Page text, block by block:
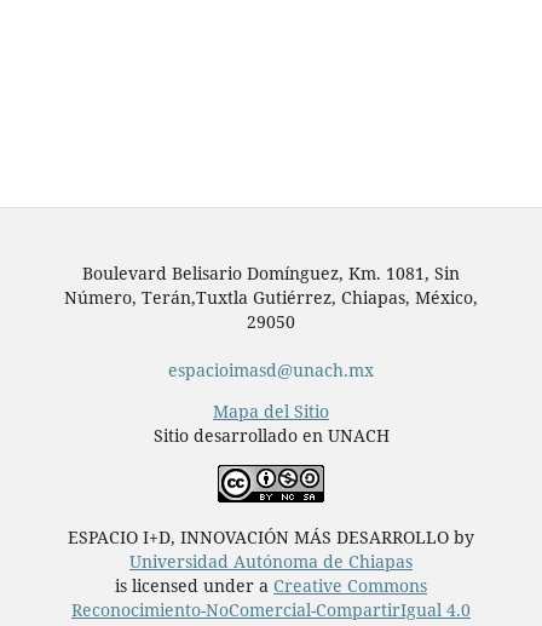
Boulevard Belisario Domínguez, Km. 1081, Sin
Número, Terán,Tuxtla Gutiérrez, Chiapas, México,
29050
espacioimasd@unach.mx
Mapa del Sitio
Sitio desarrollado en UNACH
ESPACIO I+D, INNOVACIÓN MÁS DESARROLLO by
Universidad Autónoma de Chiapas
is licensed under a Creative Commons
Reconocimiento-NoComercial-CompartirIgual 4.0